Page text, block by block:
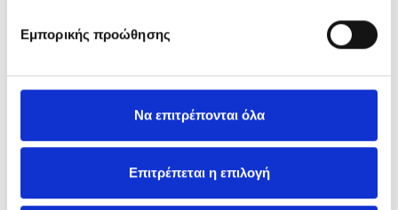
Εμπορικής προώθησης
Να επιτρέπονται όλα
Επιτρέπεται η επιλογή
Filament Candle Bulbs DIM
Filament Golf Bulbs DIM
Filament ST64 Bulbs DIM